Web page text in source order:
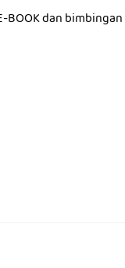
BOOK dan bimbingan